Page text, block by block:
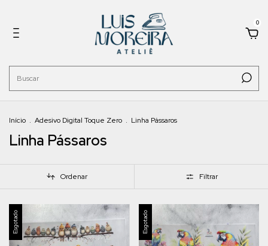
0
Início . Adesivo Digital Toque Zero . Linha Pássaros
Linha Pássaros
Ordenar Filtrar
Esgotado Esgotado